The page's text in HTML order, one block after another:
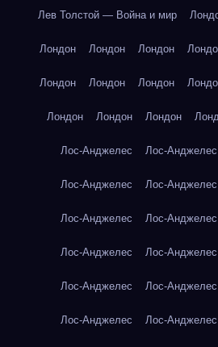
Лев Толстой — Война и мир
Лондон Лондон Лондон
Лондон Лондон Лондон
Лондон Лондон Лондон
Лос-Анджелес Лос-Анджелес
Лос-Анджелес Лос-Анджелес
Лос-Анджелес Лос-Анджелес
Лос-Анджелес Лос-Анджелес
Лос-Анджелес Лос-Анджелес
Лос-Анджелес Лос-Анджелес